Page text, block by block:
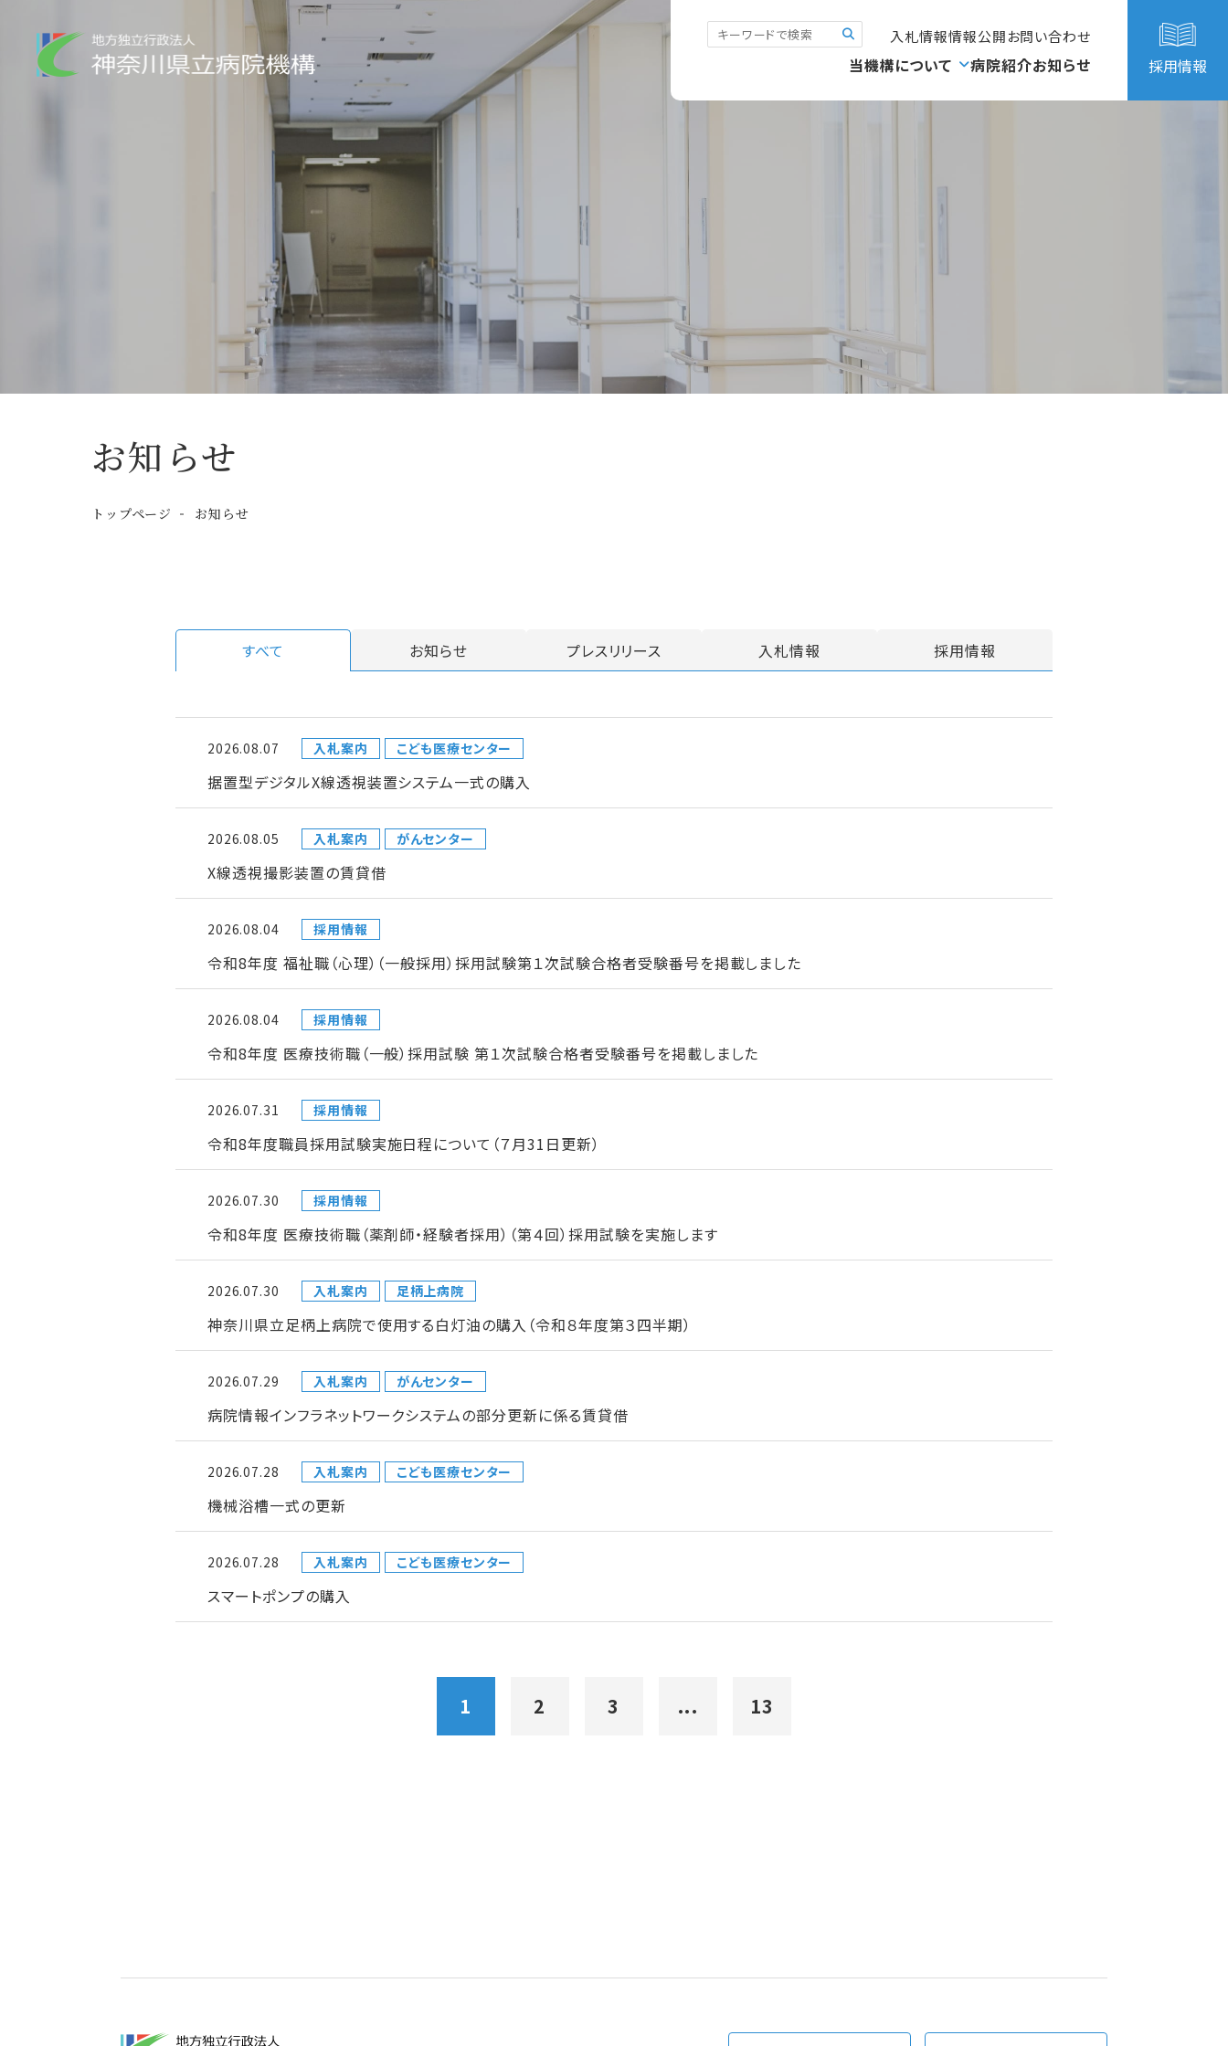
入札情報情報公開お問い合わせ
当機構について 病院紹介お知らせ 採用情報
お知らせ
トップページ お知らせ
すべて お知らせ プレスリリース 入札情報 採用情報
2026.08.07 入札案内 こども医療センター
据置型デジタルX線透視装置システム一式の購入
2026.08.05 入札案内 がんセンター
X線透視撮影装置の賃貸借
2026.08.04 採用情報
令和8年度 福祉職（心理）（一般採用）採用試験第１次試験合格者受験番号を掲載しました
2026.08.04 採用情報
令和8年度 医療技術職（一般）採用試験 第１次試験合格者受験番号を掲載しました
2026.07.31 採用情報
令和8年度職員採用試験実施日程について（７月31日更新）
2026.07.30 採用情報
令和8年度 医療技術職（薬剤師・経験者採用）（第４回）採用試験を実施します
2026.07.30 入札案内 足柄上病院
神奈川県立足柄上病院で使用する白灯油の購入（令和８年度第３四半期）
2026.07.29 入札案内 がんセンター
病院情報インフラネットワークシステムの部分更新に係る賃貸借
2026.07.28 入札案内 こども医療センター
機械浴槽一式の更新
2026.07.28 入札案内 こども医療センター
スマートポンプの購入
1 2 3 ... 13